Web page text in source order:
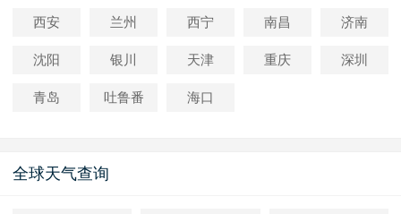
西安 兰州 西宁 南昌 济南
沈阳 银川 天津 重庆 深圳
青岛 吐鲁番 海口
全球天气查询